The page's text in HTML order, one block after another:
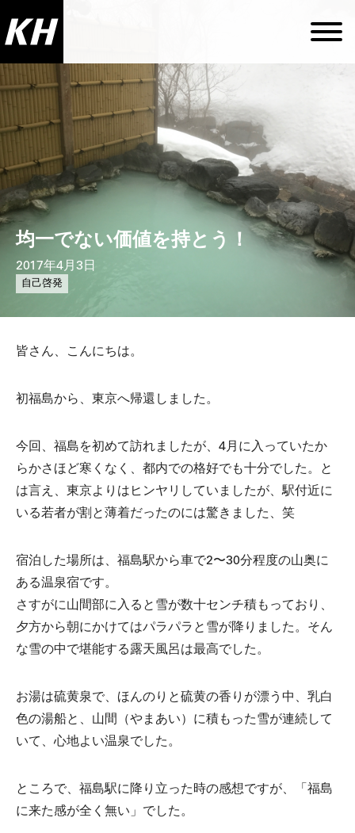
均一でない価値を持とう！
2017年4月3日
自己啓発
皆さん、こんにちは。
初福島から、東京へ帰還しました。
今回、福島を初めて訪れましたが、4月に入っていたか
らかさほど寒くなく、都内での格好でも十分でした。と
は言え、東京よりはヒンヤリしていましたが、駅付近に
いる若者が割と薄着だったのには驚きました、笑
宿泊した場所は、福島駅から車で2〜30分程度の山奥に
ある温泉宿です。
さすがに山間部に入ると雪が数十センチ積もっており、
夕方から朝にかけてはパラパラと雪が降りました。そん
な雪の中で堪能する露天風呂は最高でした。
お湯は硫黄泉で、ほんのりと硫黄の香りが漂う中、乳白
色の湯船と、山間（やまあい）に積もった雪が連続して
いて、心地よい温泉でした。
ところで、福島駅に降り立った時の感想ですが、「福島
に来た感が全く無い」でした。